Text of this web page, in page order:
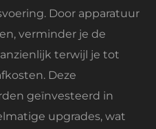
Door apparatuur
verminder je de
terwijl je tot
Deze
geïnvesteerd in
upgrades, wat